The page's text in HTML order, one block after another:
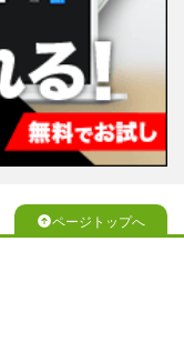
ページトップへ